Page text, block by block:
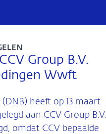
Group B.V.
Wwft
heeft op 13 maart
aan CCV Group B.V.
omdat CCV bepaalde